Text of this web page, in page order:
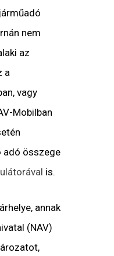
nem
az
a
vagy
Mobilban
adó összege
is.
annak
(NAV)